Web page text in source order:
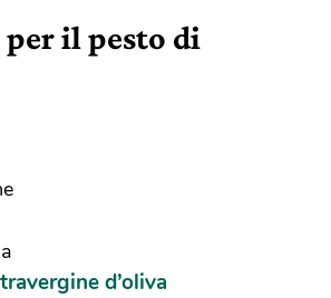
il pesto di
d’oliva